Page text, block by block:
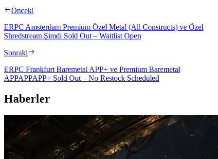
Önceki
ERPC Amsterdam Premium Özel Metal (All Constructs) ve Özel
Shredstream Şimdi Sold Out – Waitlist Open
Sonraki
ERPC Frankfurt Baremetal APP+ ve Premium Baremetal
APPAPPAPP+ Sold Out – No Restock Scheduled
Haberler